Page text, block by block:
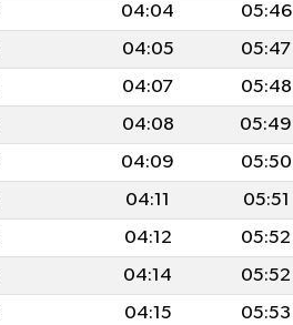
04:04 05:46
04:05 05:47
04:07 05:48
04:08 05:49
04:09 05:50
04:11 05:51
04:12 05:52
04:14 05:52
04:15 05:53